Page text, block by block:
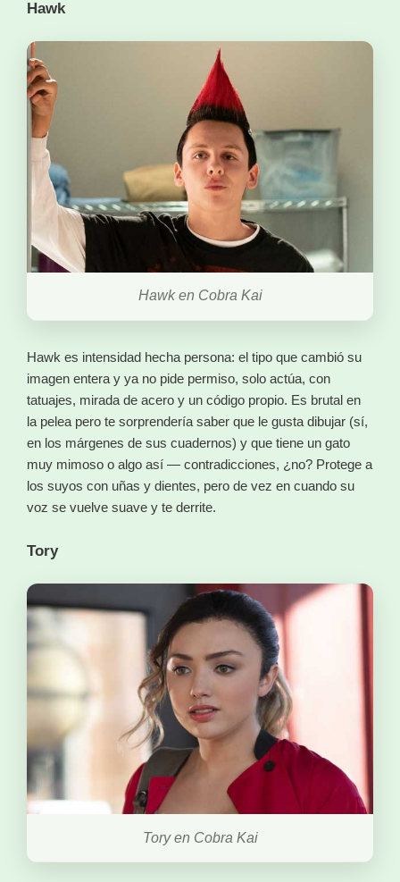
Hawk
Hawk en Cobra Kai
Hawk es intensidad hecha persona: el tipo que cambió su
imagen entera y ya no pide permiso, solo actúa, con
tatuajes, mirada de acero y un código propio. Es brutal en
la pelea pero te sorprendería saber que le gusta dibujar (sí,
en los márgenes de sus cuadernos) y que tiene un gato
muy mimoso o algo así — contradicciones, ¿no? Protege a
los suyos con uñas y dientes, pero de vez en cuando su
voz se vuelve suave y te derrite.
Tory
Tory en Cobra Kai